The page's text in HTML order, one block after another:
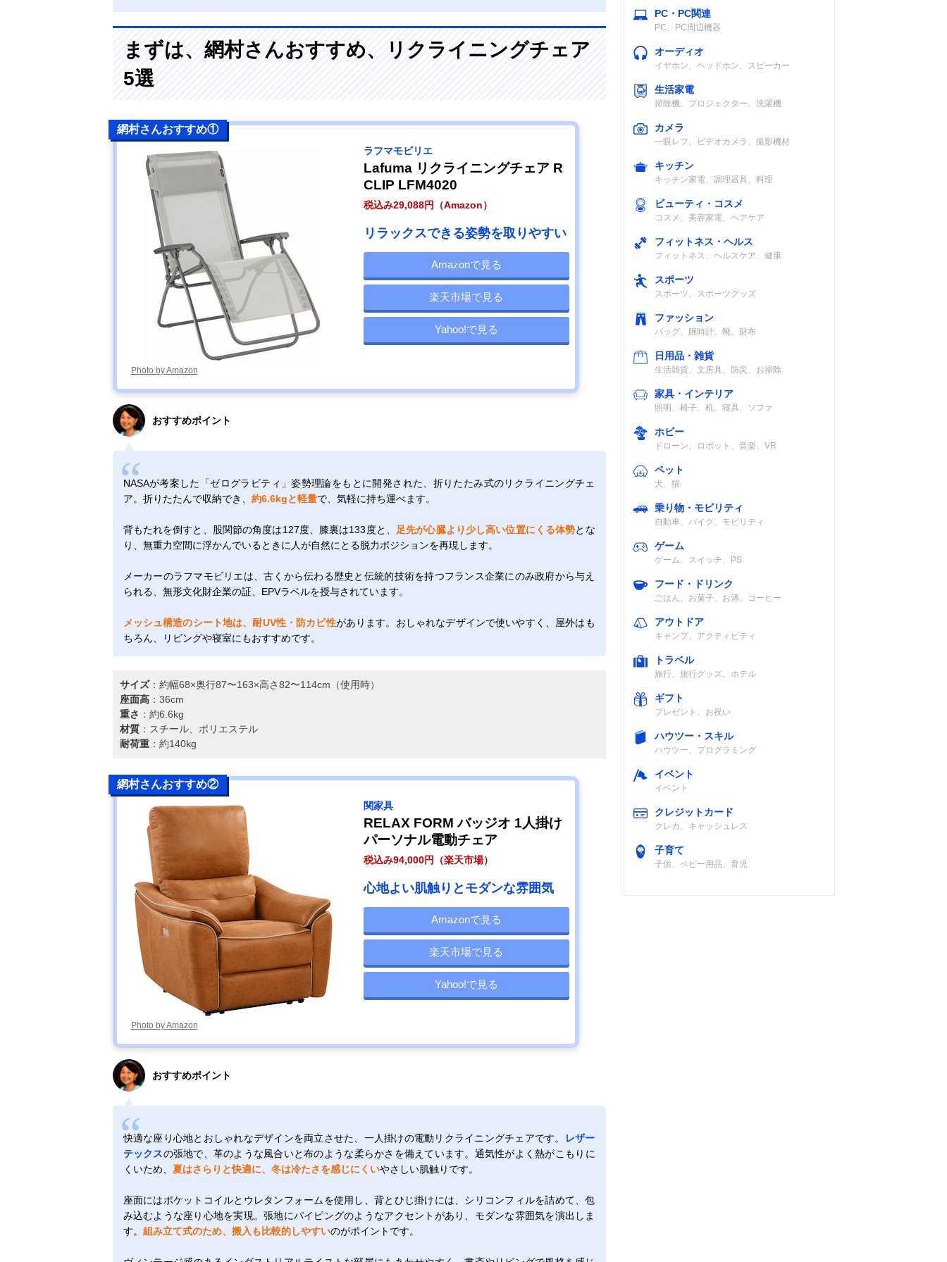
まずは、網村さんおすすめ、リクライニングチェア
5選
網村さんおすすめ①
Photo by Amazon
ラフマモビリエ
Lafuma リクライニングチェア R
CLIP LFM4020
税込み29,088円（Amazon）
リラックスできる姿勢を取りやすい
Amazonで見る
楽天市場で見る
Yahoo!で見る
おすすめポイント
NASAが考案した「ゼログラビティ」姿勢理論をもとに開発された、折りたたみ式のリクライニングチェ
ア。折りたたんで収納でき、 約6.6kgと軽量で、気軽に持ち運べます。
背もたれを倒すと、股関節の角度は127度、膝裏は133度と、 足先が心臓より少し高い位置にくる体勢とな
り、無重力空間に浮かんでいるときに人が自然にとる脱力ポジションを再現します。
メーカーのラフマモビリエは、古くから伝わる歴史と伝統的技術を持つフランス企業にのみ政府から与え
られる、無形文化財企業の証、EPVラベルを授与されています。
メッシュ構造のシート地は、耐UV性・防カビ性があります。おしゃれなデザインで使いやすく、屋外はも
ちろん、リビングや寝室にもおすすめです。
サイズ：約幅68×奥行87〜163×高さ82〜114cm（使用時）
座面高：36cm
重さ ：約6.6kg
材質：スチール、ポリエステル
耐荷重：約140kg
網村さんおすすめ②
Photo by Amazon
関家具
RELAX FORM バッジオ 1人掛け
パーソナル電動チェア
税込み94,000円（楽天市場）
心地よい肌触りとモダンな雰囲気
Amazonで見る
楽天市場で見る
Yahoo!で見る
おすすめポイント
快適な座り心地とおしゃれなデザインを両立させた、一人掛けの電動リクライニングチェアです。
レザー
テックスの張地で、革のような風合いと布のような柔らかさを備えています。通気性がよく熱がこもりに
くいため、 夏はさらりと快適に、冬は冷たさを感じにくいやさしい肌触りです。
座面にはポケットコイルとウレタンフォームを使用し、背とひじ掛けには、シリコンフィルを詰めて、包
み込むような座り心地を実現。張地にパイピングのようなアクセントがあり、モダンな雰囲気を演出しま
す。 組み立て式のため、搬入も比較的しやすいのがポイントです。
PC・PC関連
PC、PC周辺機器
オーディオ
イヤホン、ヘッドホン、スピーカー
生活家電
掃除機、プロジェクター、洗濯機
カメラ
一眼レフ、ビデオカメラ、撮影機材
キッチン
キッチン家電、調理器具、料理
ビューティ・コスメ
コスメ、美容家電、ヘアケア
フィットネス・ヘルス
フィットネス、ヘルスケア、健康
スポーツ
スポーツ、スポーツグッズ
ファッション
バッグ、腕時計、靴、財布
日用品・雑貨
生活雑貨、文房具、防災、お掃除
家具・インテリア
照明、椅子、机、寝具、ソファ
ホビー
ドローン、ロボット、音楽、VR
ペット
犬、猫
乗り物・モビリティ
自動車、バイク、モビリティ
ゲーム
ゲーム、スイッチ、PS
フード・ドリンク
ごはん、お菓子、お酒、コーヒー
アウトドア
キャンプ、アクティビティ
トラベル
旅行、旅行グッズ、ホテル
ギフト
プレゼント、お祝い
ハウツー・スキル
ハウツー、プログラミング
イベント
イベント
クレジットカード
クレカ、キャッシュレス
子育て
子供、ベビー用品、育児